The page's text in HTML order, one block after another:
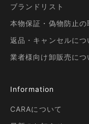
ブランドリスト
本物保証・偽物防止の
返品・キャンセルにつ
業者様向け卸販売につ
Information
CARAについて